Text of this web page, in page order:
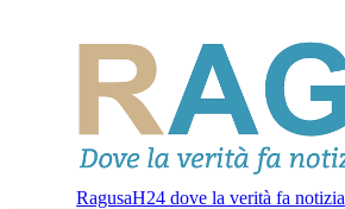
RagusaH24 dove la verità fa notizia